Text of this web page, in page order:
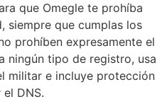
que Omegle te prohíba
siempre que cumplas los
prohíben expresamente el
ningún tipo de registro, usa
militar e incluye protección
DNS.